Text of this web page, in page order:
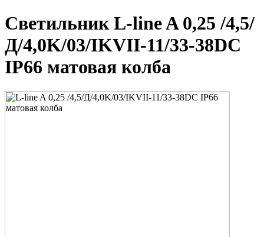
Светильник L-line A 0,25 /4,5/
Д/4,0K/03/IKVII-11/33-38DC
IP66 матовая колба